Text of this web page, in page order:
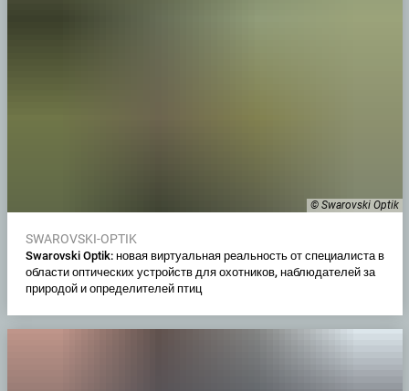
© Swarovski Optik
SWAROVSKI-OPTIK
Swarovski Optik: новая виртуальная реальность от специалиста в
области оптических устройств для охотников, наблюдателей за
природой и определителей птиц